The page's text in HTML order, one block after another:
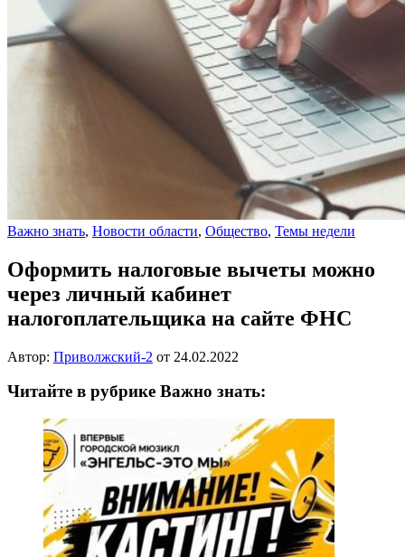
Важно знать, Новости области, Общество, Темы недели
Оформить налоговые вычеты можно
через личный кабинет
налогоплательщика на сайте ФНС
Автор: Приволжский-2 от 24.02.2022
Читайте в рубрике Важно знать: